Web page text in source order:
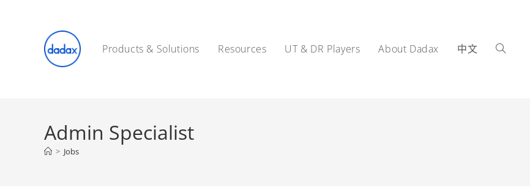
Products & Solutions Resources UT & DR Players About Dadax 中文 Toggle
Admin Specialist
> Jobs